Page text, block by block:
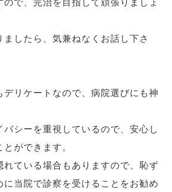
で、完治を目指して頑張りましょ
したら、気兼ねなくお話し下さ
デリケートなので、病院選びにも神
バシーを重視しているので、安心し
ができます。
れている場合もありますので、恥ず
に当院で診察を受けることをお勧め